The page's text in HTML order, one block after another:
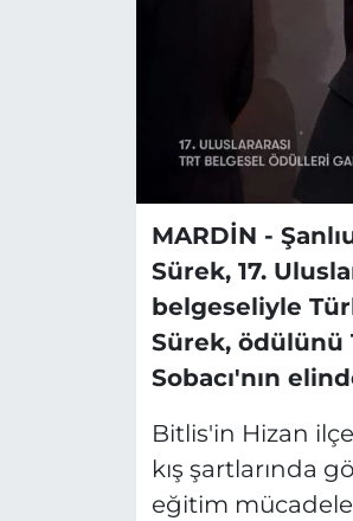
MARDİN -
Sürek, 17.
belgeseliyle
Sürek, ödülünü
Sobacı'nın
Bitlis'in Hizan
kış şartlarında
eğitim